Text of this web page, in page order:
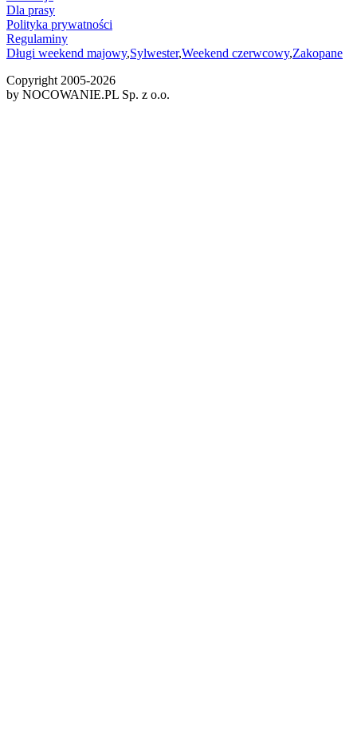
Dla prasy
Polityka prywatności
Regulaminy
Długi weekend majowy,Sylwester,Weekend czerwcowy,Zakopane
Copyright 2005-2026
by NOCOWANIE.PL Sp. z o.o.